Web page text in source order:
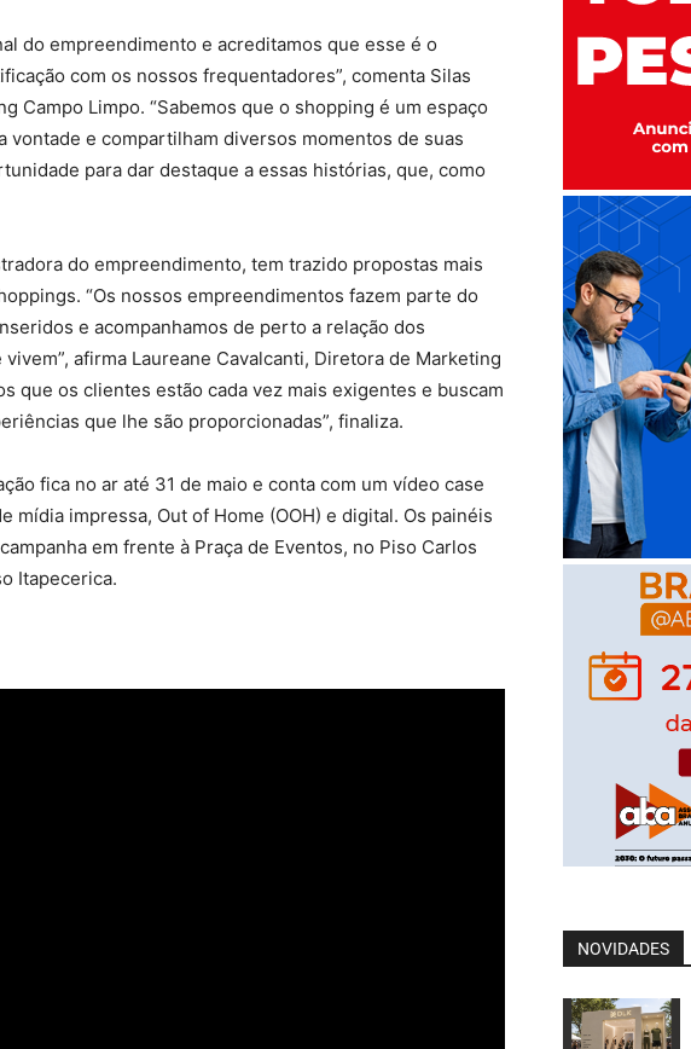
do empreendimento e acreditamos que esse é o
com os nossos frequentadores”, comenta Silas
Campo Limpo. “Sabemos que o shopping é um espaço
vontade e compartilham diversos momentos de suas
para dar destaque a essas histórias, que, como
do empreendimento, tem trazido propostas mais
“Os nossos empreendimentos fazem parte do
e acompanhamos de perto a relação dos
afirma Laureane Cavalcanti, Diretora de Marketing
que os clientes estão cada vez mais exigentes e buscam
que lhe são proporcionadas”, finaliza.
fica no ar até 31 de maio e conta com um vídeo case
mídia impressa, Out of Home (OOH) e digital. Os painéis
em frente à Praça de Eventos, no Piso Carlos
Itapecerica.
NOVIDADES